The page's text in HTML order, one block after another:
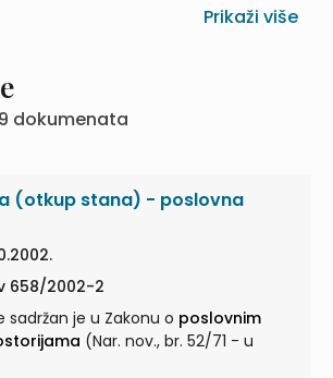
Prikaži više
9 dokumenata
(otkup stana) - poslovna
658/2002-2
sadržan je u Zakonu o poslovnim
(Nar. nov., br. 52/71 - u